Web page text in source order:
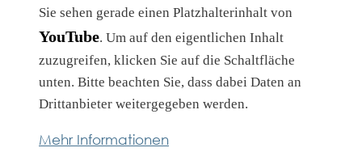
Sie sehen gerade einen Platzhalterinhalt von
YouTube. Um auf den eigentlichen Inhalt
zuzugreifen, klicken Sie auf die Schaltfläche
unten. Bitte beachten Sie, dass dabei Daten an
Drittanbieter weitergegeben werden.
Mehr Informationen